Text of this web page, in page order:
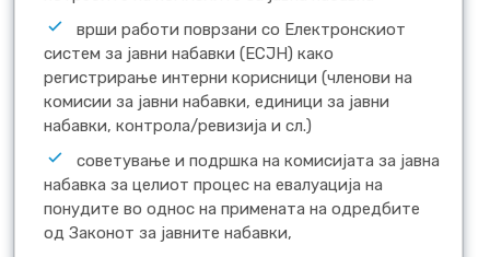
врши работи поврзани со Електронскиот
систем за јавни набавки (ЕСЈН) како
регистрирање интерни корисници (членови на
комисии за јавни набавки, единици за јавни
набавки, контрола/ревизија и сл.)
советување и подршка на комисијата за јавна
набавка за целиот процес на евалуација на
понудите во однос на примената на одредбите
од Законот за јавните набавки,